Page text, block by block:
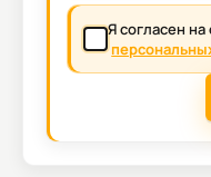
Я согласен